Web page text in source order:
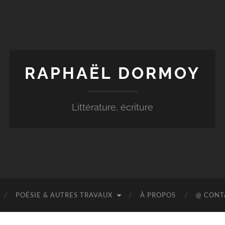
RAPHAËL DORMOY
Littérature, écriture
POÉSIE & AUTRES TRAVAUX À PROPOS @